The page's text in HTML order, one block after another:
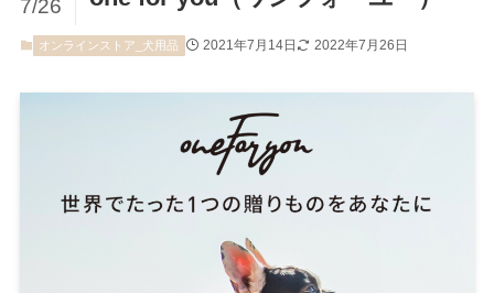
7/26
オンラインストア_犬用品 2021年7月14日 2022年7月26日